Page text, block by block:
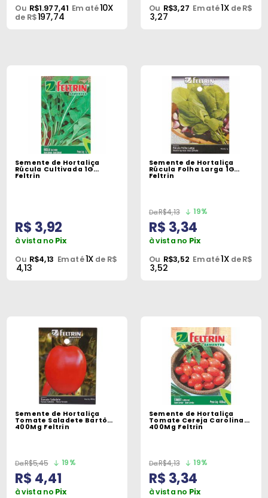
Ou R$1.977,41 Em até10X
de R$197,74
Ou R$3,27 Em até1X de R$
3,27
Semente de Hortaliça
Rúcula Cultivada 1G
Feltrin
R$ 3,92
à vista no Pix
Ou R$4,13 Em até1X de R$
4,13
Semente de Hortaliça
Rúcula Folha Larga 1G
Feltrin
R$4,13 19%
R$ 3,34
à vista no Pix
Ou R$3,52 Em até1X de R$
3,52
Semente de Hortaliça
Tomate Saladete Bartô
400Mg Feltrin
R$5,45 19%
R$ 4,41
à vista no Pix
Semente de Hortaliça
Tomate Cereja Carolina
400Mg Feltrin
R$4,13 19%
R$ 3,34
à vista no Pix